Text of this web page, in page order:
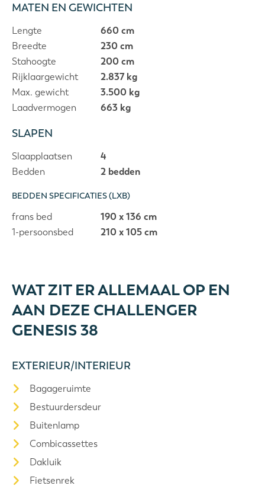
MATEN EN GEWICHTEN
Lengte
660 cm
Breedte
230 cm
Stahoogte
200 cm
Rijklaargewicht
2.837 kg
Max. gewicht
3.500 kg
Laadvermogen
663 kg
SLAPEN
Slaapplaatsen
4
Bedden
2 bedden
BEDDEN SPECIFICATIES (LXB)
frans bed
190 x 136 cm
1-persoonsbed
210 x 105 cm
WAT ZIT ER ALLEMAAL OP EN
AAN DEZE CHALLENGER
GENESIS 38
EXTERIEUR/INTERIEUR
Bagageruimte
Bestuurdersdeur
Buitenlamp
Combicassettes
Dakluik
Fietsenrek